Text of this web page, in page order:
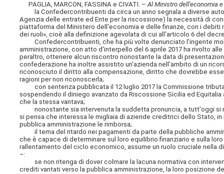
PAGLIA, MARCON, FASSINA e CIVATI. –Al Ministro dell'economia
la Confedercontribuenti da circa un anno segnala a diverse
Agenzia delle entrate ed Ente per la riscossione) la necessità di
piattaforma del Ministero dell'economia e delle finanze, con i
dei ruoli», cioè alla definizione agevolata di cui all'articolo 6 del
Confedercontribuenti, che ha più volte denunciato l'ingente
amministrazione, con atto d'interpello del 6 aprile 2017 ha rivolto
peraltro, ottenere alcun riscontro nonostante la data di
confederazione ha inoltre assistito un'azienda nell'ambito di un
riconosciuto il diritto alla compensazione, diritto che dovrebbe
ragioni per non riconoscerla;
con sentenza pubblicata il 12 luglio 2017 la Commissione
sospendendo il diniego avanzato da Riscossione Sicilia ed
che la stessa vantava;
nonostante sia intervenuta la suddetta pronuncia, a tutt'oggi si
si pensa che interessa le migliaia di aziende creditrici dello Stato,
pubblica amministrazione le rimborsa;
il tema del ritardo nei pagamenti da parte della pubbliche
che è capace di determinare sul loro equilibrio finanziario e sulla
rallentamento del ciclo economico, assume un ruolo cruciale nella
–:
se non ritenga di dover colmare la lacuna normativa con
crediti vantati verso la pubblica amministrazione, la loro posizione